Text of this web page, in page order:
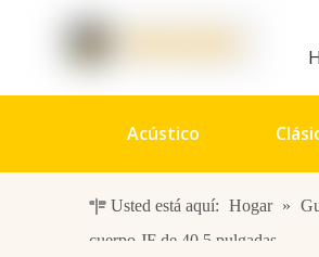
Acústico
Percusión
Usted está aquí: Hogar »
cuerpo JF de 40,5 pulgadas